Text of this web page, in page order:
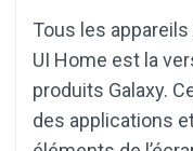
Tous les
UI Home est la
produits Galaxy.
des applications